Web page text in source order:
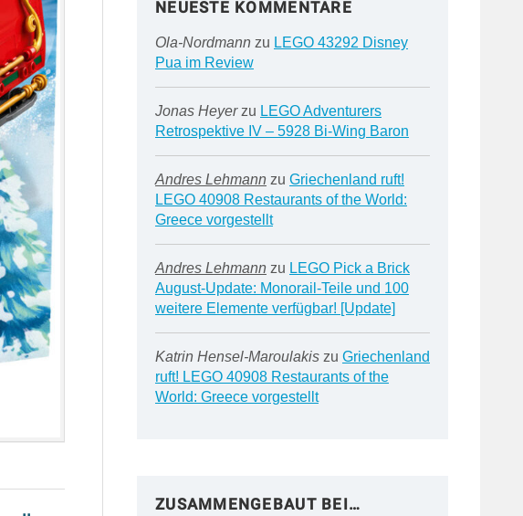
NEUESTE KOMMENTARE
Ola-Nordmannzu LEGO 43292 Disney
Pua im Review
Jonas Heyerzu LEGO Adventurers
Retrospektive IV – 5928 Bi-Wing Baron
Andres Lehmannzu Griechenland ruft!
LEGO 40908 Restaurants of the World:
Greece vorgestellt
Andres Lehmannzu LEGO Pick a Brick
August-Update: Monorail-Teile und 100
weitere Elemente verfügbar! [Update]
Katrin Hensel-Maroulakiszu Griechenland
ruft! LEGO 40908 Restaurants of the
World: Greece vorgestellt
ZUSAMMENGEBAUT BEI…